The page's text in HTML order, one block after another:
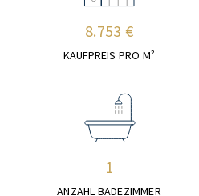
8.753 €
KAUFPREIS PRO M²
1
ANZAHL BADEZIMMER